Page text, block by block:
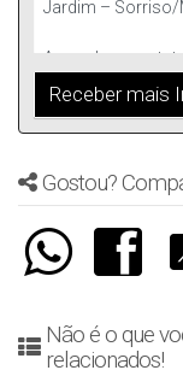
Gostou?
Não é o que
relacionados!